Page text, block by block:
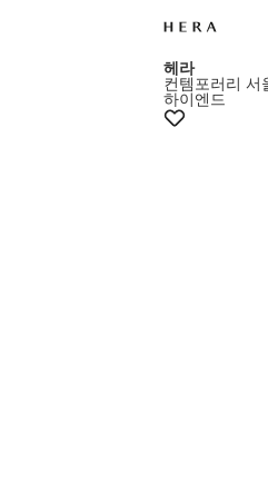
+10% 쿠폰
헤라
컨템포러리 서
하이엔드